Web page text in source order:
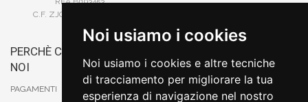
Noi usiamo i cookies
Noi usiamo i cookies e altre tecniche
di tracciamento per migliorare la tua
esperienza di navigazione nel nostro
C.F. ZJOSFN73H14A859X
PERCHÈ COMPRARE DA
NOI
PAGAMENTI
CARTA DI CREDITO
PAYPAL
CONTRASSEGNO